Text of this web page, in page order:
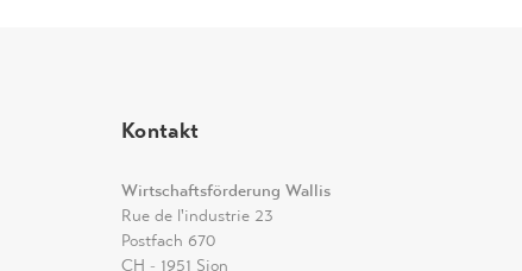
Kontakt
Wirtschaftsförderung Wallis
Rue de l'industrie 23
Postfach 670
CH - 1951 Sion